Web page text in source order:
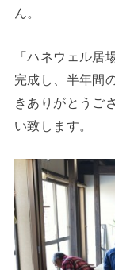
ん。
「ハネウェル居
完成し、半年間
きありがとうご
い致します。